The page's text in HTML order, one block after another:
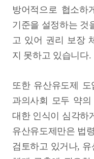
방어적으로 협소하
기준을 설정하는 것
고 있어 권리 보장
지 못하고 있습니다.
또한 유산유도제
과의사회 모두 약의
대한 인식이 심각하
유산유도제만은 법
검토하고 있거나,